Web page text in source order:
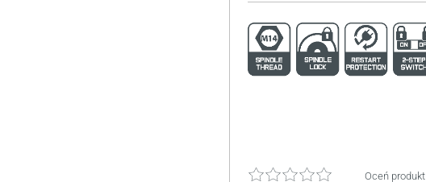
Oceń produkt